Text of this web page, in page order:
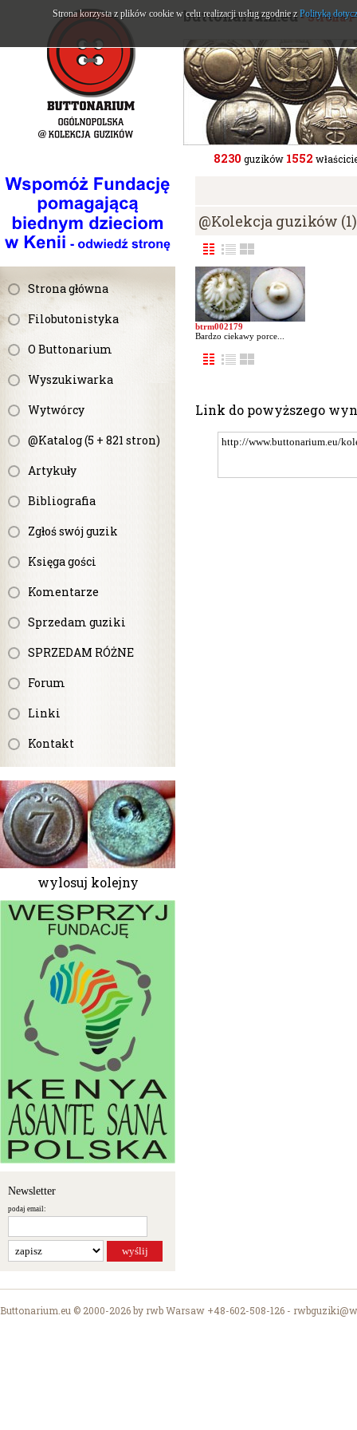
Strona główna
Filobutonistyka
O Buttonarium
Wyszukiwarka
Wytwórcy
@Katalog (5 + 821 stron)
Artykuły
Bibliografia
Zgłoś swój guzik
Księga gości
Komentarze
Sprzedam guziki
SPRZEDAM RÓŻNE
Forum
Linki
Kontakt
wylosuj kolejny
Newsletter
podaj email:
buttonarium.eu- Strona
8230 guzików 1552
@Kolekcja guzików (1)
btrm002179
Bardzo ciekawy porce...
Link do powyższego
Buttonarium.eu © 2000-2026 by rwb Warsaw +48-602-508-126 -
Strona korzysta z plików cookie w celu realizacji usług zgodnie z Polityką